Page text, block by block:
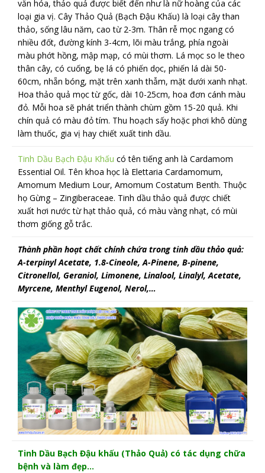
văn hóa, thảo quả được biết đến như là nữ hoàng của các
loại gia vị. Cây Thảo Quả (Bạch Đậu Khấu) là loại cây than
thảo, sống lâu năm, cao từ 2-3m. Thân rễ mọc ngang có
nhiều đốt, đường kính 3-4cm, lõi màu trắng, phía ngoài
màu phớt hồng, mập mạp, có mùi thơm. Lá mọc so le theo
thân cây, có cuống, bẹ lá có phiến dọc, phiến lá dài 50-
60cm, nhẵn bóng, mặt trên xanh thẫm, mặt dưới xanh nhạt.
Hoa thảo quả mọc từ gốc, dài 10-25cm, hoa đơn cánh màu
đỏ. Mỗi hoa sẽ phát triển thành chùm gồm 15-20 quả. Khi
chín quả có màu đỏ tím. Thu hoạch sấy hoặc phơi khô dùng
làm thuốc, gia vị hay chiết xuất tinh dầu.
Tinh Dầu Bạch Đậu Khấu có tên tiếng anh là Cardamom
Essential Oil. Tên khoa học là Elettaria Cardamomum,
Amomum Medium Lour, Amomum Costatum Benth. Thuộc
họ Gừng – Zingiberaceae. Tinh dầu thảo quả được chiết
xuất hơi nước từ hạt thảo quả, có màu vàng nhạt, có mùi
thơm giống gỗ trắc.
Thành phần hoạt chất chính chứa trong tinh dầu thảo quả:
A-terpinyl Acetate, 1.8-Cineole, A-Pinene, B-pinene,
Citronellol, Geraniol, Limonene, Linalool, Linalyl, Acetate,
Myrcene, Menthyl Eugenol, Nerol,…
Tinh Dầu Bạch Đậu khấu (Thảo Quả) có tác dụng chữa
bệnh và làm đẹp…